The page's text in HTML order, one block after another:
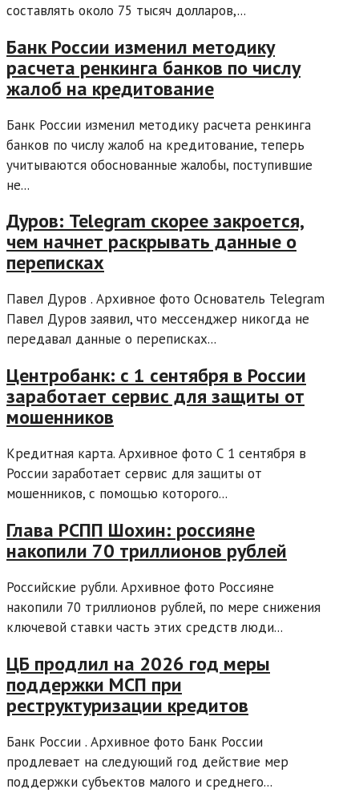
составлять около 75 тысяч долларов,...
Банк России изменил методику
расчета ренкинга банков по числу
жалоб на кредитование
Банк России изменил методику расчета ренкинга
банков по числу жалоб на кредитование, теперь
учитываются обоснованные жалобы, поступившие
не...
Дуров: Telegram скорее закроется,
чем начнет раскрывать данные о
переписках
Павел Дуров . Архивное фото Основатель Telegram
Павел Дуров заявил, что мессенджер никогда не
передавал данные о переписках...
Центробанк: с 1 сентября в России
заработает сервис для защиты от
мошенников
Кредитная карта. Архивное фото С 1 сентября в
России заработает сервис для защиты от
мошенников, с помощью которого...
Глава РСПП Шохин: россияне
накопили 70 триллионов рублей
Российские рубли. Архивное фото Россияне
накопили 70 триллионов рублей, по мере снижения
ключевой ставки часть этих средств люди...
ЦБ продлил на 2026 год меры
поддержки МСП при
реструктуризации кредитов
Банк России . Архивное фото Банк России
продлевает на следующий год действие мер
поддержки субъектов малого и среднего...